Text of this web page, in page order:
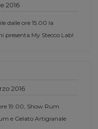
2016
dalle ore 15.00 la
presenta My Stecco Lab!
2016
19.00, Show Rum
e Gelato Artigianale